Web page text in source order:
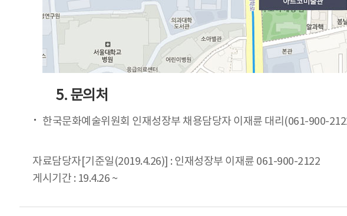
5. 문의처
한국문화예술위원회 인재성장부 채용담당자 이재륜 대리(061-900-
자료담당자[기준일(2019.4.26)] : 인재성장부 이재륜 061-900-2122
게시기간 : 19.4.26 ~